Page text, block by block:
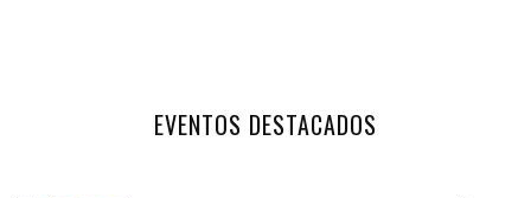
EVENTOS DESTACADOS